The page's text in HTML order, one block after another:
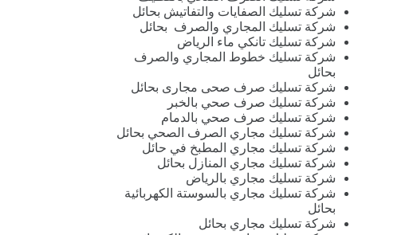
شركة تسليك الصفايات والتفاتيش بحائل
شركة تسليك المجاري والصرف بحائل
شركة تسليك تانكي ماء الرياض
شركة تسليك خطوط المجاري والصرف
بحائل
شركة تسليك صرف صحى مجارى بحائل
شركة تسليك صرف صحي بالخبر
شركة تسليك صرف صحي بالدمام
شركة تسليك مجاري الصرف الصحي بحائل
شركة تسليك مجاري المطبخ في حائل
شركة تسليك مجاري المنازل بحائل
شركة تسليك مجاري بالرياض
شركة تسليك مجاري بالسوستة الكهربائية
بحائل
شركة تسليك مجاري بحائل